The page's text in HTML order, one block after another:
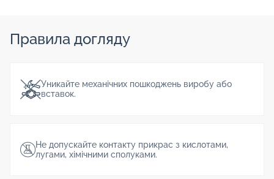
Правила догляду
Уникайте механічних пошкоджень виробу або
вставок.
Не допускайте контакту прикрас з кислотами,
лугами, хімічними сполуками.